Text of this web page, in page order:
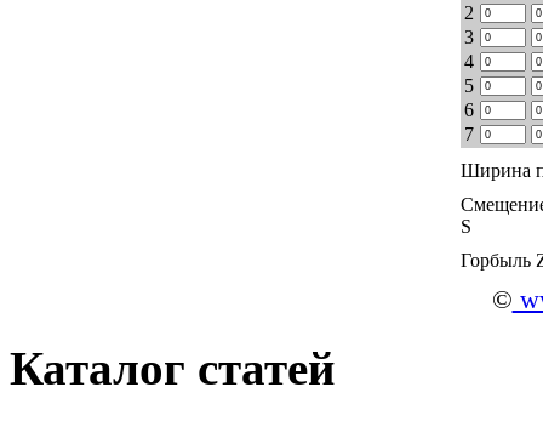
2
3
4
5
6
7
Ширина
S
Горбыль
©
Каталог статей